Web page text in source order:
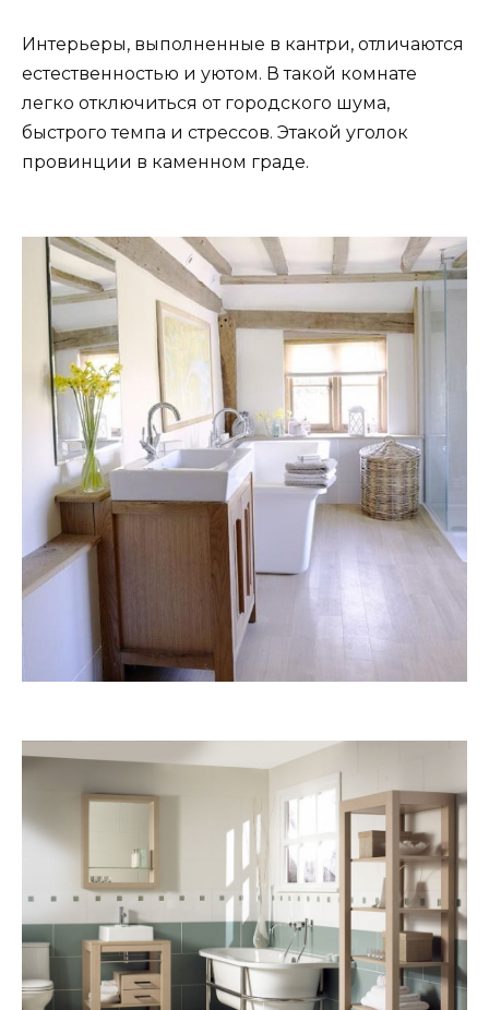
Интерьеры, выполненные в кантри, отличаются
естественностью и уютом. В такой комнате
легко отключиться от городского шума,
быстрого темпа и стрессов. Этакой уголок
провинции в каменном граде.